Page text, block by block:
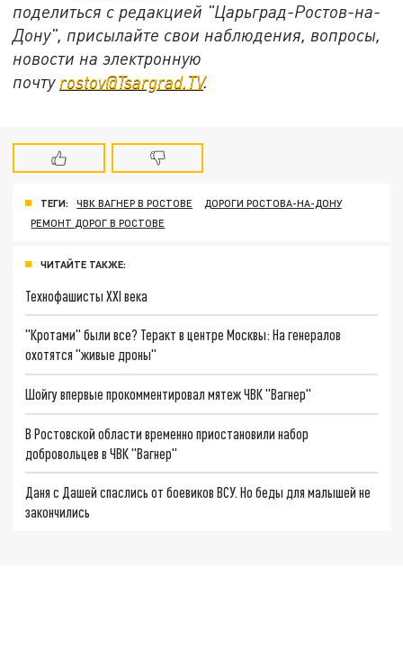
поделиться с редакцией "Царьград-Ростов-на-
Дону", присылайте свои наблюдения, вопросы,
новости на электронную
почту rostov@Tsargrad.ТV.
ТЕГИ: ЧВК ВАГНЕР В РОСТОВЕ
ДОРОГИ РОСТОВА-НА-ДОНУ
РЕМОНТ ДОРОГ В РОСТОВЕ
ЧИТАЙТЕ ТАКЖЕ:
Технофашисты XXI века
"Кротами" были все? Теракт в центре Москвы: На генералов
охотятся "живые дроны"
Шойгу впервые прокомментировал мятеж ЧВК "Вагнер"
В Ростовской области временно приостановили набор
добровольцев в ЧВК "Вагнер"
Даня с Дашей спаслись от боевиков ВСУ. Но беды для малышей не
закончились